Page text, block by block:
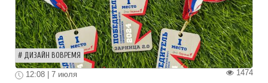
ДИЗАЙН ВОВРЕМЯ
1474
12:08 | 7 июля